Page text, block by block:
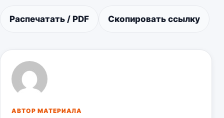
Распечатать / PDF Скопировать ссылку
АВТОР МАТЕРИАЛА